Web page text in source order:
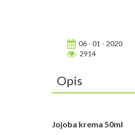
06 - 01 - 2020
2914
Opis
Jojoba krema 50ml